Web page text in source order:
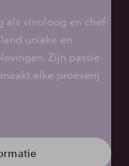
als vinoloog en chef-
unieke en
Zijn passie
elke proeverij